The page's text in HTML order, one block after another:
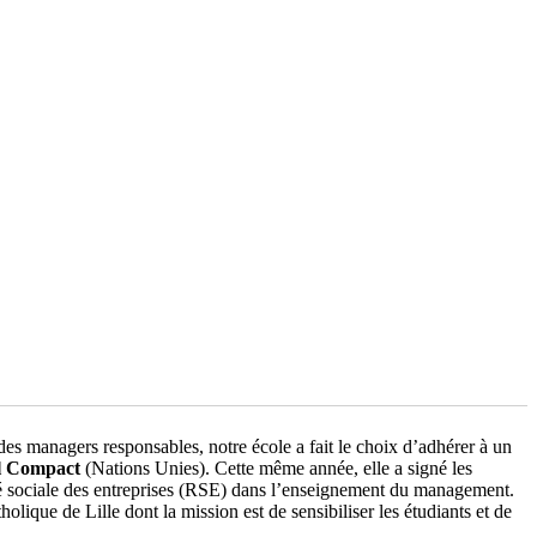
managers responsables, notre école a fait le choix d’adhérer à un
Compact(Nations Unies). Cette même année, elle a signé les
des entreprises (RSE) dans l’enseignement du management.
de Lille dont la mission est de sensibiliser les étudiants et de